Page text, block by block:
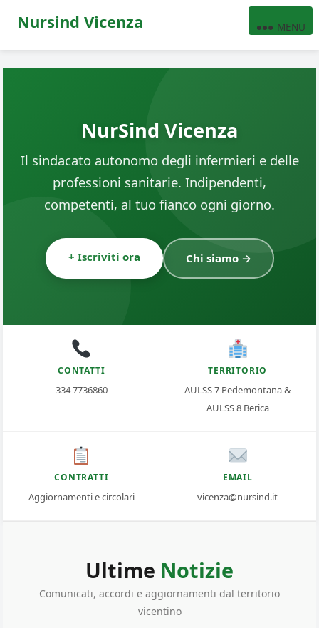
Nursind Vicenza MENU
NurSind Vicenza
Il sindacato autonomo degli infermieri e delle
professioni sanitarie. Indipendenti,
competenti, al tuo fianco ogni giorno.
+ Iscriviti ora Chi siamo →
CONTATTI
334 7736860
TERRITORIO
AULSS 7 Pedemontana &
AULSS 8 Berica
CONTRATTI
Aggiornamenti e circolari
EMAIL
vicenza@nursind.it
Ultime Notizie
Comunicati, accordi e aggiornamenti dal territorio
vicentino